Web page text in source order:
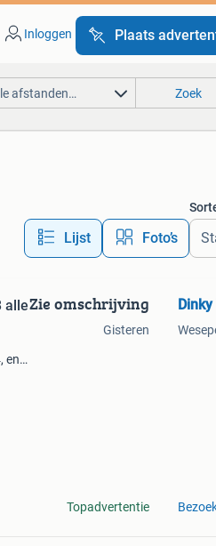
Inloggen Plaats
afstanden… Zoek
Lijst Foto’s
alle
en
Zie omschrijving
Gisteren
Topadvertentie